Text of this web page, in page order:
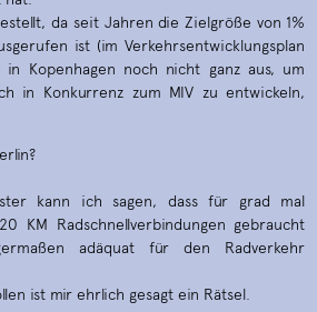
da seit Jahren die Zielgröße von 1%
ist (im Verkehrsentwicklungsplan
Kopenhagen noch nicht ganz aus, um
in Konkurrenz zum MIV zu entwickeln,
kann ich sagen, dass für grad mal
KM Radschnellverbindungen gebraucht
adäquat für den Radverkehr
ist mir ehrlich gesagt ein Rätsel.